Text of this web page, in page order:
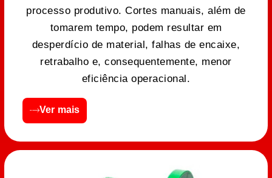
processo produtivo. Cortes manuais, além de
tomarem tempo, podem resultar em
desperdício de material, falhas de encaixe,
retrabalho e, consequentemente, menor
eficiência operacional.
Ver mais